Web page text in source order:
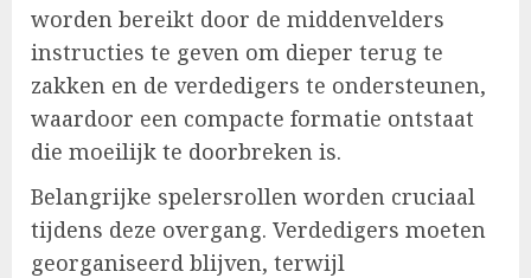
worden bereikt door de middenvelders
instructies te geven om dieper terug te
zakken en de verdedigers te ondersteunen,
waardoor een compacte formatie ontstaat
die moeilijk te doorbreken is.
Belangrijke spelersrollen worden cruciaal
tijdens deze overgang. Verdedigers moeten
georganiseerd blijven, terwijl